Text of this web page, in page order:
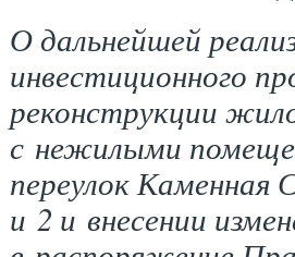
О дальнейшей
инвестиционного
реконструкции
с нежилыми
переулок Каменная
и 2 и внесении